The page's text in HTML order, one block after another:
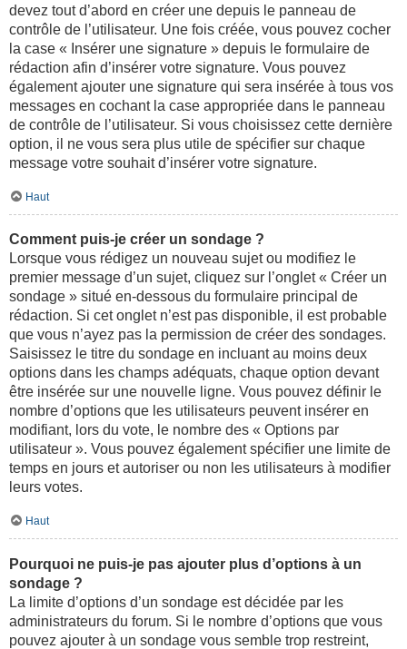
devez tout d’abord en créer une depuis le panneau de
contrôle de l’utilisateur. Une fois créée, vous pouvez cocher
la case « Insérer une signature » depuis le formulaire de
rédaction afin d’insérer votre signature. Vous pouvez
également ajouter une signature qui sera insérée à tous vos
messages en cochant la case appropriée dans le panneau
de contrôle de l’utilisateur. Si vous choisissez cette dernière
option, il ne vous sera plus utile de spécifier sur chaque
message votre souhait d’insérer votre signature.
Haut
Comment puis-je créer un sondage ?
Lorsque vous rédigez un nouveau sujet ou modifiez le
premier message d’un sujet, cliquez sur l’onglet « Créer un
sondage » situé en-dessous du formulaire principal de
rédaction. Si cet onglet n’est pas disponible, il est probable
que vous n’ayez pas la permission de créer des sondages.
Saisissez le titre du sondage en incluant au moins deux
options dans les champs adéquats, chaque option devant
être insérée sur une nouvelle ligne. Vous pouvez définir le
nombre d’options que les utilisateurs peuvent insérer en
modifiant, lors du vote, le nombre des « Options par
utilisateur ». Vous pouvez également spécifier une limite de
temps en jours et autoriser ou non les utilisateurs à modifier
leurs votes.
Haut
Pourquoi ne puis-je pas ajouter plus d’options à un
sondage ?
La limite d’options d’un sondage est décidée par les
administrateurs du forum. Si le nombre d’options que vous
pouvez ajouter à un sondage vous semble trop restreint,